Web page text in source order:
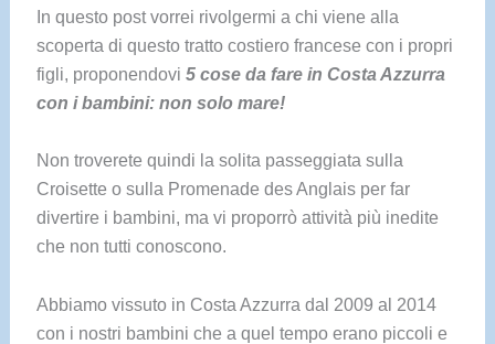
In questo post vorrei rivolgermi a chi viene alla
scoperta di questo tratto costiero francese con i propri
figli, proponendovi 5 cose da fare in Costa Azzurra
con i bambini: non solo mare!
Non troverete quindi la solita passeggiata sulla
Croisette o sulla Promenade des Anglais per far
divertire i bambini, ma vi proporrò attività più inedite
che non tutti conoscono.
Abbiamo vissuto in Costa Azzurra dal 2009 al 2014
con i nostri bambini che a quel tempo erano piccoli e